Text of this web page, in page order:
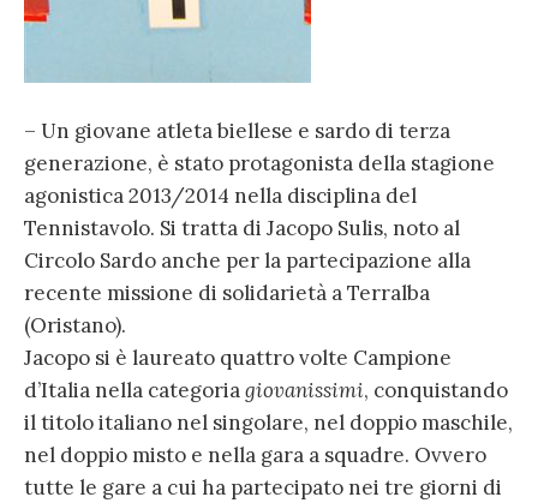
– Un giovane atleta biellese e sardo di terza
generazione, è stato protagonista della stagione
agonistica 2013/2014 nella disciplina del
Tennistavolo. Si tratta di Jacopo Sulis, noto al
Circolo Sardo anche per la partecipazione alla
recente missione di solidarietà a Terralba
(Oristano).
Jacopo si è laureato quattro volte Campione
d’Italia nella categoriagiovanissimi, conquistando
il titolo italiano nel singolare, nel doppio maschile,
nel doppio misto e nella gara a squadre. Ovvero
tutte le gare a cui ha partecipato nei tre giorni di